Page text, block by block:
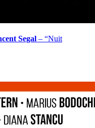
Segal – “Nuit